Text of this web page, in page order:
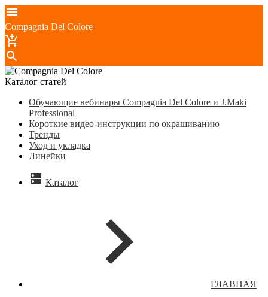
Compagnia Del Colore
Каталог статей
Обучающие вебинары Compagnia Del Colore и J.Maki
Professional
Короткие видео-инструкции по окрашиванию
Тренды
Уход и укладка
Линейки
Каталог
ГЛАВНАЯ